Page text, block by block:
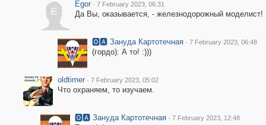
E
Egor · 7 February 2023, 06:31
Да Вы, оказывается, - железнодорожный моделист!
🅾🅰 Зануда Картотечная · 7 February 2023, 06:48
(гордо): А то! :)))
oldtimer · 7 February 2023, 05:02
Что охраняем, то изучаем.
🅾🅰 Зануда Картотечная · 7 February 2023, 12:48